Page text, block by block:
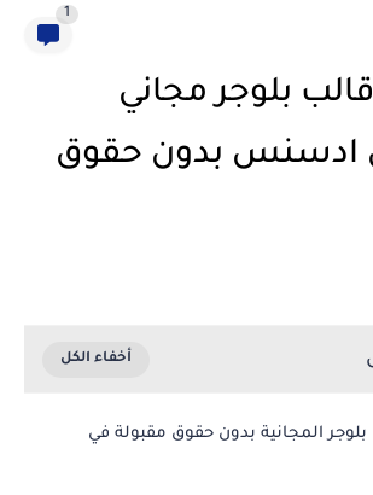
1
أفضل 14 قالب بلوجر مجاني
ادسنس بدون حقوق
المجانية بدون حقوق مقبولة في